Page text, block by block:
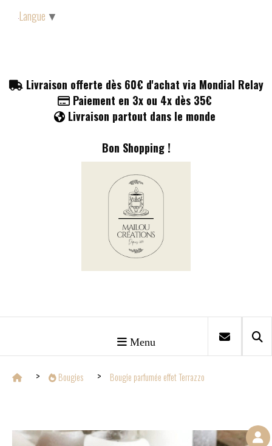
Livraison offerte dès 60€ d'achat via Mondial Relay
Paiement en 3x ou 4x dès 35€
 Livraison partout dans le monde
Bon Shopping !
Menu
Bougies Bougie parfumée effet Terrazzo
Langue ▼